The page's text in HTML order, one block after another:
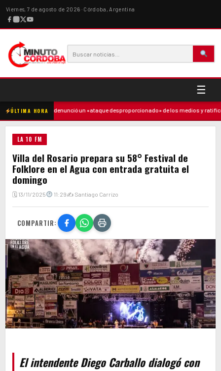
Viernes, 7 de agosto de 2026 · Córdoba, Argentina
☰
ÚLTIMA HORA
· Milei denunció un «ataque desproporcionado» de los medios y ratificó el
LA 10 FM
Villa del Rosario prepara su 58° Festival de
Folklore en el Agua con entrada gratuita el
domingo
🗓 13/11/2025 11:29✍ Santiago Carrizo
COMPARTIR:
El intendente Diego Carballo dialogó con